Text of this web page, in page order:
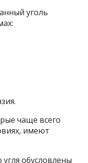
уголь
чаще всего
имеют
обусловлены